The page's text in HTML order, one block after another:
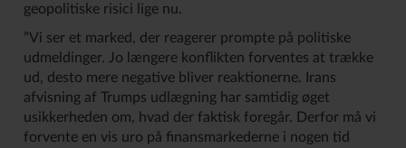
geopolitiske risici lige nu.
”Vi ser et marked, der reagerer prompte på politiske
udmeldinger. Jo længere konflikten forventes at trække
ud, desto mere negative bliver reaktionerne. Irans
afvisning af Trumps udlægning har samtidig øget
usikkerheden om, hvad der faktisk foregår. Derfor må vi
forvente en vis uro på finansmarkederne i nogen tid